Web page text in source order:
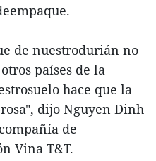
de nuestrodurián no
países de la
hace que la
dijo Nguyen Dinh
de
Vina T&T.